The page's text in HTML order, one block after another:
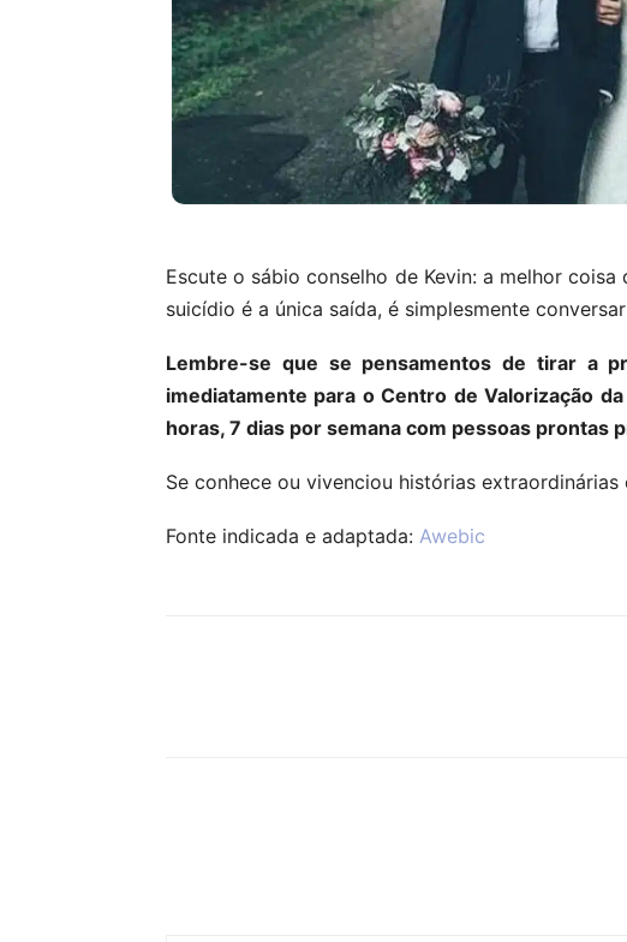
Escute o sábio conselho de Kevin: a melhor
suicídio é a única saída, é simplesmente
Lembre-se que se pensamentos de tirar a
imediatamente para o Centro de Valorização
horas, 7 dias por semana com pessoas prontas
Se conhece ou vivenciou histórias
Fonte indicada e adaptada: Awebic